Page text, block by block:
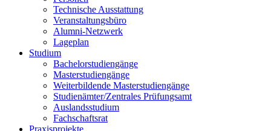
Technische Ausstattung
Veranstaltungsbüro
Alumni-Netzwerk
Lageplan
Studium
Bachelorstudiengänge
Masterstudiengänge
Weiterbildende Masterstudiengänge
Studienämter/Zentrales Prüfungsamt
Auslandsstudium
Fachschaftsrat
Praxisprojekte